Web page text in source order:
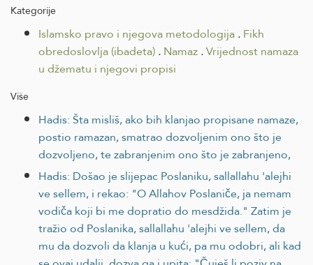
Kategorije
Islamsko pravo i njegova metodologija.Fikh
obredoslovlja (ibadeta).Namaz.Vrijednost namaza
u džematu i njegovi propisi
Više
Hadis: Šta misliš, ako bih klanjao propisane namaze,
postio ramazan, smatrao dozvoljenim ono što je
dozvoljeno, te zabranjenim ono što je zabranjeno,
Hadis: Došao je slijepac Poslaniku, sallallahu 'alejhi
ve sellem, i rekao: "O Allahov Poslaniče, ja nemam
vodiča koji bi me dopratio do mesdžida." Zatim je
tražio od Poslanika, sallallahu 'alejhi ve sellem, da
mu da dozvoli da klanja u kući, pa mu odobri, ali kad